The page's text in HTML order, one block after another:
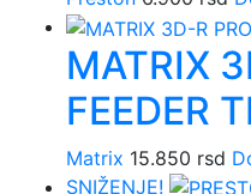
MATRIX
FEEDER
Matrix 15.850 rsd
SNIŽENJE!